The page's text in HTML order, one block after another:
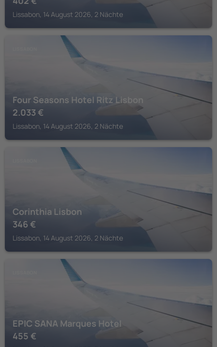
Lissabon, 14 August 2026, 2 Nächte
Four Seasons Hotel Ritz Lisbon
2.033 €
Lissabon, 14 August 2026, 2 Nächte
Corinthia Lisbon
346 €
Lissabon, 14 August 2026, 2 Nächte
EPIC SANA Marques Hotel
455 €